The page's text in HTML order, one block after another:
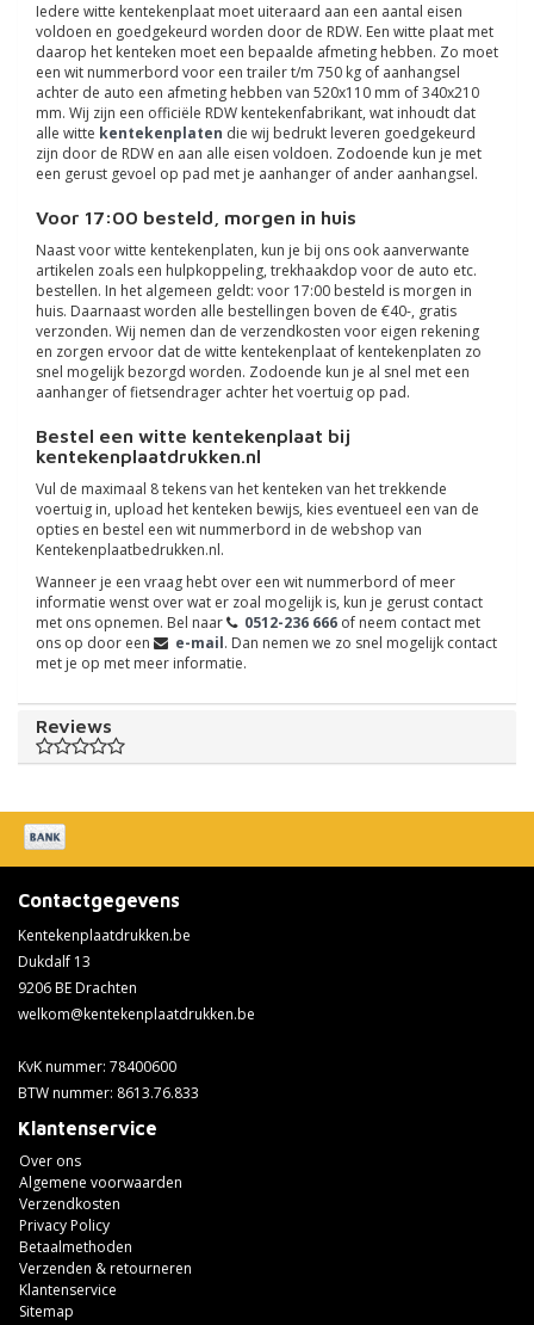
Iedere witte kentekenplaat moet uiteraard aan een aantal eisen
voldoen en goedgekeurd worden door de RDW. Een witte plaat met
daarop het kenteken moet een bepaalde afmeting hebben. Zo moet
een wit nummerbord voor een trailer t/m 750 kg of aanhangsel
achter de auto een afmeting hebben van 520x110 mm of 340x210
mm. Wij zijn een officiële RDW kentekenfabrikant, wat inhoudt dat
alle witte kentekenplaten die wij bedrukt leveren goedgekeurd
zijn door de RDW en aan alle eisen voldoen. Zodoende kun je met
een gerust gevoel op pad met je aanhanger of ander aanhangsel.
Voor 17:00 besteld, morgen in huis
Naast voor witte kentekenplaten, kun je bij ons ook aanverwante
artikelen zoals een hulpkoppeling, trekhaakdop voor de auto etc.
bestellen. In het algemeen geldt: voor 17:00 besteld is morgen in
huis. Daarnaast worden alle bestellingen boven de €40-, gratis
verzonden. Wij nemen dan de verzendkosten voor eigen rekening
en zorgen ervoor dat de witte kentekenplaat of kentekenplaten zo
snel mogelijk bezorgd worden. Zodoende kun je al snel met een
aanhanger of fietsendrager achter het voertuig op pad.
Bestel een witte kentekenplaat bij
kentekenplaatdrukken.nl
Vul de maximaal 8 tekens van het kenteken van het trekkende
voertuig in, upload het kenteken bewijs, kies eventueel een van de
opties en bestel een wit nummerbord in de webshop van
Kentekenplaatbedrukken.nl.
Wanneer je een vraag hebt over een wit nummerbord of meer
informatie wenst over wat er zoal mogelijk is, kun je gerust contact
met ons opnemen. Bel naar
0512-236 666 of neem contact met
ons op door een
e-mail. Dan nemen we zo snel mogelijk contact
met je op met meer informatie.
Reviews
Contactgegevens
Kentekenplaatdrukken.be
Dukdalf 13
9206 BE Drachten
welkom@kentekenplaatdrukken.be
KvK nummer: 78400600
BTW nummer: 8613.76.833
Klantenservice
Over ons
Algemene voorwaarden
Verzendkosten
Privacy Policy
Betaalmethoden
Verzenden & retourneren
Klantenservice
Sitemap